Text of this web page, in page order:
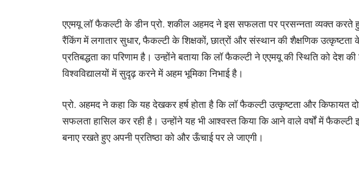
एएमयू लॉ फैकल्टी के डीन प्रो. शकील अहमद ने इस सफलता पर प्रसन्नता व्यक्त करते
रैंकिंग में लगातार सुधार, फैकल्टी के शिक्षकों, छात्रों और संस्थान की शैक्षणिक उत्कृष्टता
प्रतिबद्धता का परिणाम है। उन्होंने बताया कि लॉ फैकल्टी ने एएमयू की स्थिति को देश की
विश्वविद्यालयों में सुदृढ़ करने में अहम भूमिका निभाई है।
प्रो. अहमद ने कहा कि यह देखकर हर्ष होता है कि लॉ फैकल्टी उत्कृष्टता और किफायत
सफलता हासिल कर रही है। उन्होंने यह भी आश्वस्त किया कि आने वाले वर्षों में फैकल्टी
बनाए रखते हुए अपनी प्रतिष्ठा को और ऊँचाई पर ले जाएगी।